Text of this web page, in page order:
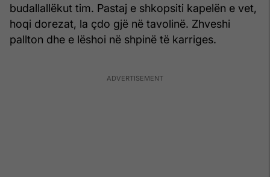
budallallëkut tim. Pastaj e shkopsiti kapelën e vet,
hoqi dorezat, la çdo gjë në tavolinë. Zhveshi
pallton dhe e lëshoi në shpinë të karriges.